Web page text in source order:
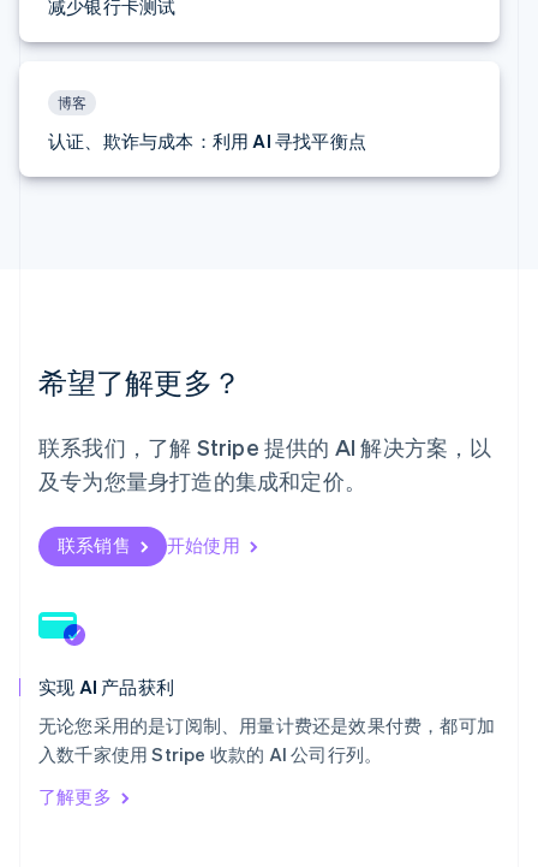
减少银行卡测试
博客
认证、欺诈与成本：利用 AI 寻找平衡点
希望了解更多？
联系我们，了解 Stripe 提供的 AI 解决方案，以
及专为您量身打造的集成和定价。
联系销售 开始使用
实现 AI 产品获利
无论您采用的是订阅制、用量计费还是效果付费，都可加
入数千家使用 Stripe 收款的 AI 公司行列。
了解更多
挪威
葡萄牙
日本
斯洛文尼亚
泰国
ไทยEnglish
希腊
西班牙
EspañolEnglish
English
新西兰
匈牙利
意大利
ItalianoEnglish
English